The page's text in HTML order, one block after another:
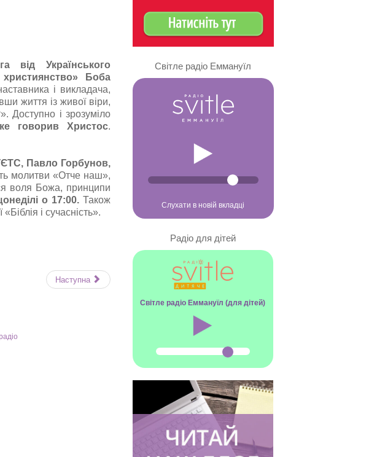
від Українського
Боба
і викладача,
життя із живої віри,
Доступно і зрозуміло
говорив Христос.
Павло Горбунов,
молитви «Отче наш»,
воля Божа, принципи
о 17:00.Також
і сучасність».
Наступна
Світле радіо Еммануїл
Слухати в новій вкладці
Радіо для дітей
Світле радіо Еммануїл (для дітей)